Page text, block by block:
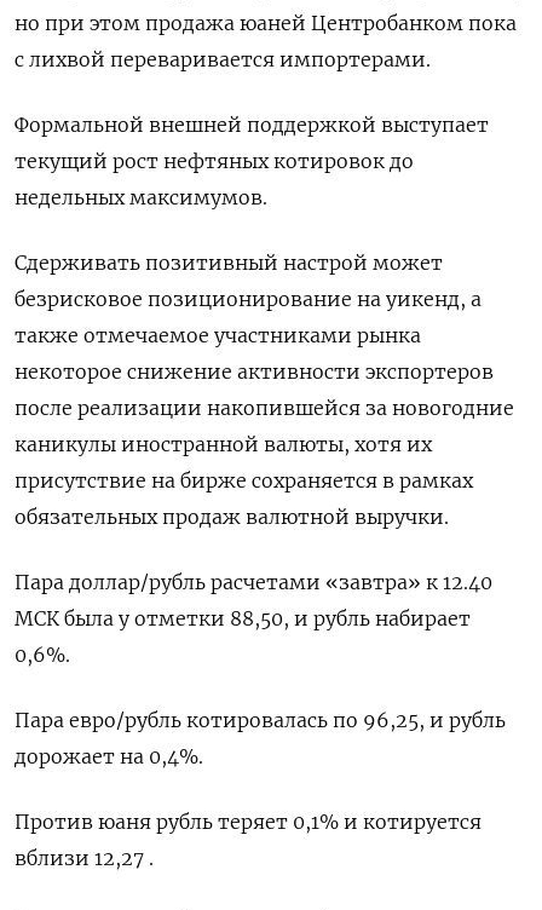
но при этом продажа юаней Центробанком пока
с лихвой переваривается импортерами.
Формальной внешней поддержкой выступает
текущий рост нефтяных котировок до
недельных максимумов.
Сдерживать позитивный настрой может
безрисковое позиционирование на уикенд, а
также отмечаемое участниками рынка
некоторое снижение активности экспортеров
после реализации накопившейся за новогодние
каникулы иностранной валюты, хотя их
присутствие на бирже сохраняется в рамках
обязательных продаж валютной выручки.
Пара доллар/рубль расчетами «завтра» к 12.40
МСК была у отметки 88,50, и рубль набирает
0,6%.
Пара евро/рубль котировалась по 96,25, и рубль
дорожает на 0,4%.
Против юаня рубль теряет 0,1% и котируется
вблизи 12,27 .